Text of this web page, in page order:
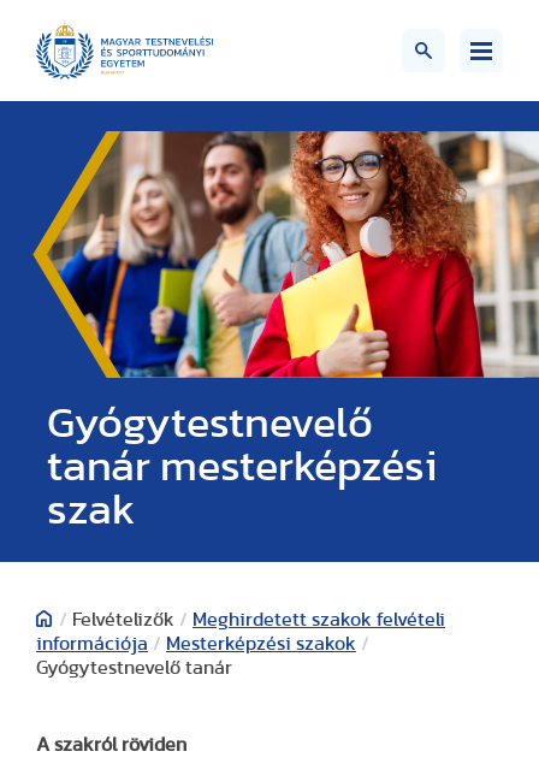
Gyógytestnevelő
tanár mesterképzési
szak
/ Felvételizők / Meghirdetett szakok felvételi
információja / Mesterképzési szakok /
Gyógytestnevelő tanár
A szakról röviden